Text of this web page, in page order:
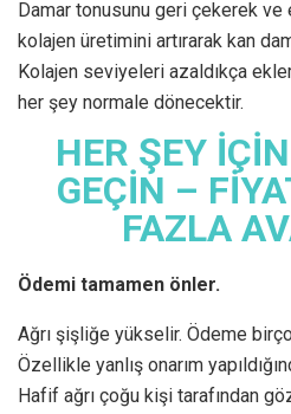
Damar tonusunu geri çekerek
kolajen üretimini artırarak kan
Kolajen seviyeleri azaldıkça
her şey normale dönecektir.
HER ŞEY
GEÇİN –
FAZLA
Ödemi tamamen önler.
Ağrı şişliğe yükselir. Ödeme
Özellikle yanlış onarım
Hafif ağrı çoğu kişi tarafından